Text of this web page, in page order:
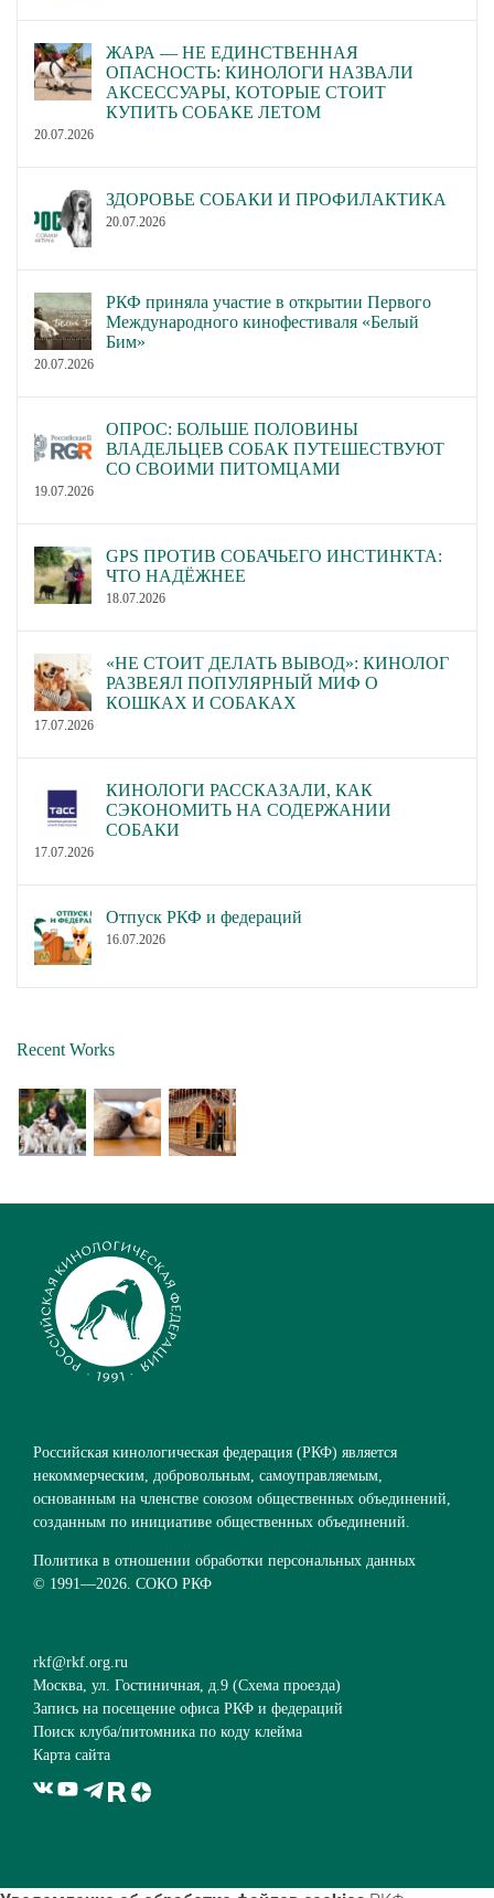
ЖАРА — НЕ ЕДИНСТВЕННАЯ
ОПАСНОСТЬ: КИНОЛОГИ НАЗВАЛИ
АКСЕССУАРЫ, КОТОРЫЕ СТОИТ
КУПИТЬ СОБАКЕ ЛЕТОМ
20.07.2026
ЗДОРОВЬЕ СОБАКИ И ПРОФИЛАКТИКА
20.07.2026
РКФ приняла участие в открытии Первого
Международного кинофестиваля «Белый
Бим»
20.07.2026
ОПРОС: БОЛЬШЕ ПОЛОВИНЫ
ВЛАДЕЛЬЦЕВ СОБАК ПУТЕШЕСТВУЮТ
СО СВОИМИ ПИТОМЦАМИ
19.07.2026
GPS ПРОТИВ СОБАЧЬЕГО ИНСТИНКТА:
ЧТО НАДЁЖНЕЕ
18.07.2026
«НЕ СТОИТ ДЕЛАТЬ ВЫВОД»: КИНОЛОГ
РАЗВЕЯЛ ПОПУЛЯРНЫЙ МИФ О
КОШКАХ И СОБАКАХ
17.07.2026
КИНОЛОГИ РАССКАЗАЛИ, КАК
СЭКОНОМИТЬ НА СОДЕРЖАНИИ
СОБАКИ
17.07.2026
Отпуск РКФ и федераций
16.07.2026
Recent Works
Российская кинологическая федерация (РКФ) является
некоммерческим, добровольным, самоуправляемым,
основанным на членстве союзом общественных объединений,
созданным по инициативе общественных объединений.
Политика в отношении обработки персональных данных
© 1991—2026. СОКО РКФ
rkf@rkf.org.ru
Москва, ул. Гостиничная, д.9 (Схема проезда)
Запись на посещение офиса РКФ и федераций
Поиск клуба/питомника по коду клейма
Карта сайта